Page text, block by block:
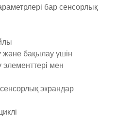
бар сенсорлық
және бақылау үшін
элементтері мен
экрандар